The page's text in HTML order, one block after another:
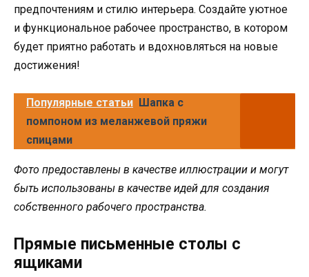
предпочтениям и стилю интерьера. Создайте уютное
и функциональное рабочее пространство, в котором
будет приятно работать и вдохновляться на новые
достижения!
Популярные статьи Шапка с
помпоном из меланжевой пряжи
спицами
Фото предоставлены в качестве иллюстрации и могут
быть использованы в качестве идей для создания
собственного рабочего пространства.
Прямые письменные столы с
ящиками